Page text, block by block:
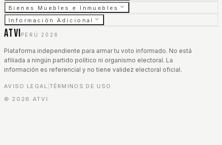
Bienes Muebles e Inmuebles
Información Adicional
ATVI PERÚ 2026
Plataforma independiente para armar tu voto informado. No está
afiliada a ningún partido político ni organismo electoral. La
información es referencial y no tiene validez electoral oficial.
AVISO LEGAL TÉRMINOS DE USO
© 2026 ATVI